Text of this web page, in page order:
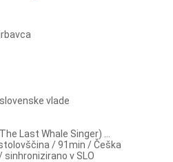
vlade
Last Whale Singer) ...
/ 91min / Češka
sinhronizirano v SLO